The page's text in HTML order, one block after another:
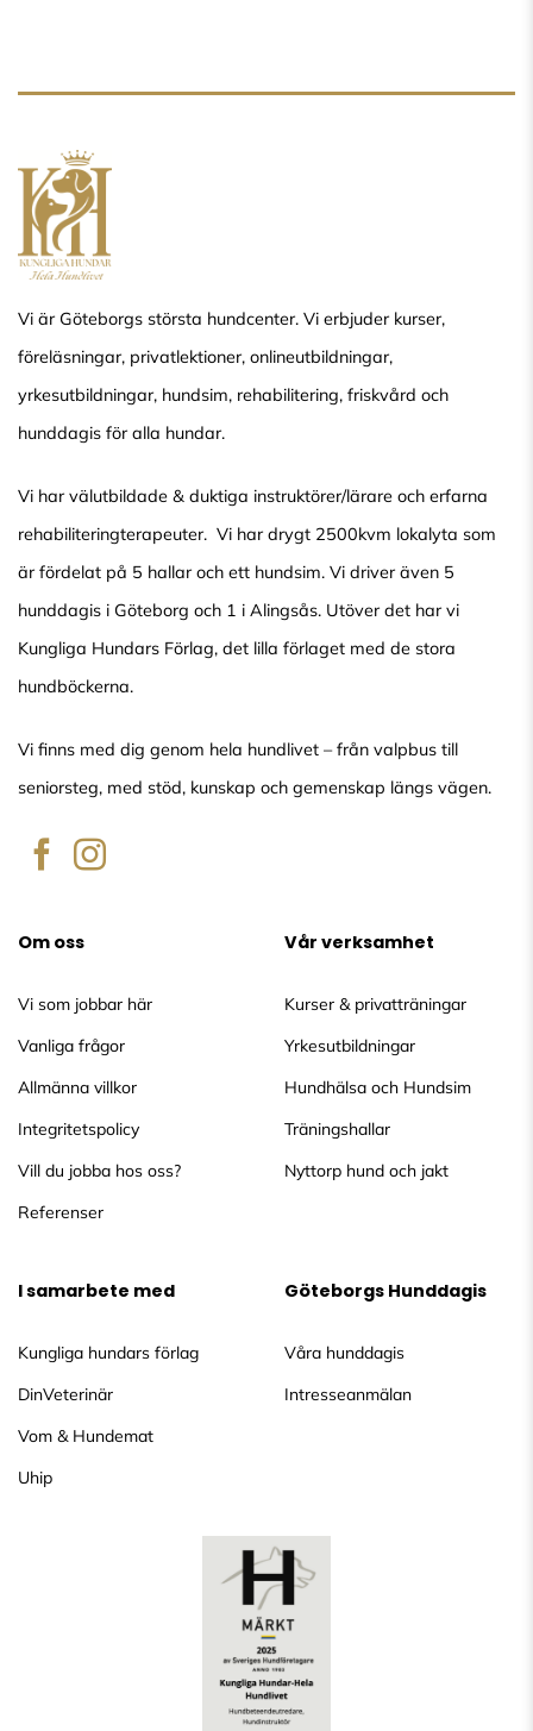
Vi är Göteborgs största hundcenter. Vi erbjuder kurser,
föreläsningar, privatlektioner, onlineutbildningar,
yrkesutbildningar, hundsim, rehabilitering, friskvård och
hunddagis för alla hundar.
Vi har välutbildade & duktiga instruktörer/lärare och erfarna
rehabiliteringterapeuter. Vi har drygt 2500kvm lokalyta som
är fördelat på 5 hallar och ett hundsim. Vi driver även 5
hunddagis i Göteborg och 1 i Alingsås. Utöver det har vi
Kungliga Hundars Förlag, det lilla förlaget med de stora
hundböckerna.
Vi finns med dig genom hela hundlivet – från valpbus till
seniorsteg, med stöd, kunskap och gemenskap längs vägen.
Om oss
Vi som jobbar här
Vanliga frågor
Allmänna villkor
Integritetspolicy
Vill du jobba hos oss?
Referenser
Vår verksamhet
Kurser & privatträningar
Yrkesutbildningar
Hundhälsa och Hundsim
Träningshallar
Nyttorp hund och jakt
I samarbete med
Kungliga hundars förlag
DinVeterinär
Vom & Hundemat
Uhip
Göteborgs Hunddagis
Våra hunddagis
Intresseanmälan